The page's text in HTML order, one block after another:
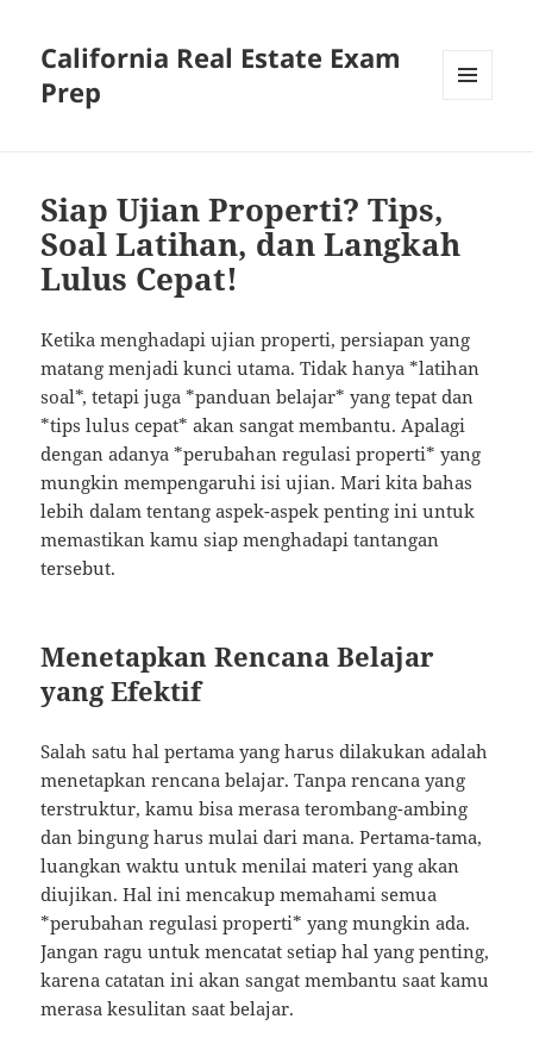
California Real Estate Exam
Prep
Siap Ujian Properti? Tips,
Soal Latihan, dan Langkah
Lulus Cepat!
Ketika menghadapi ujian properti, persiapan yang
matang menjadi kunci utama. Tidak hanya *latihan
soal*, tetapi juga *panduan belajar* yang tepat dan
*tips lulus cepat* akan sangat membantu. Apalagi
dengan adanya *perubahan regulasi properti* yang
mungkin mempengaruhi isi ujian. Mari kita bahas
lebih dalam tentang aspek-aspek penting ini untuk
memastikan kamu siap menghadapi tantangan
tersebut.
Menetapkan Rencana Belajar
yang Efektif
Salah satu hal pertama yang harus dilakukan adalah
menetapkan rencana belajar. Tanpa rencana yang
terstruktur, kamu bisa merasa terombang-ambing
dan bingung harus mulai dari mana. Pertama-tama,
luangkan waktu untuk menilai materi yang akan
diujikan. Hal ini mencakup memahami semua
*perubahan regulasi properti* yang mungkin ada.
Jangan ragu untuk mencatat setiap hal yang penting,
karena catatan ini akan sangat membantu saat kamu
merasa kesulitan saat belajar.